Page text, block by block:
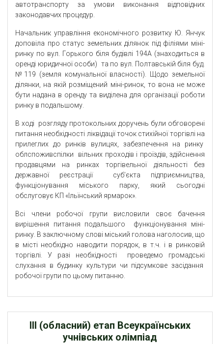
автотранспорту за умови виконання відповідних
законодавчих процедур.
Начальник управління економічного розвитку Ю. Янчук
доповіла про статус земельних ділянок під філіями міні-
ринку по вул. Горького біля будівлі 194А (знаходиться в
оренді юридичної особи) та по вул. Полтавській біля буд.
№119 (земля комунальної власності). Щодо земельної
ділянки, на якій розміщений міні-ринок, то вона не може
бути надана в оренду та виділена для організації роботи
ринку в подальшому.
В ході розгляду протокольних доручень були обговорені
питання необхідності ліквідації точок стихійної торгівлі на
прилеглих до ринків вулицях, забезпечення на ринку
облспоживспілки вільних проходів і проїздів, здійснення
продавцями на ринках торгівельної діяльності без
державної реєстрації суб’єкта підприємництва,
функціонування міського парку, який сьогодні
обслуговує КП «Ільїнський ярмарок».
Всі члени робочої групи висловили своє бачення
вирішення питання подальшого функціонування міні-
ринку. В заключному слові міський голова наголосив, що
в місті необхідно наводити порядок, в т.ч. і в ринковій
торгівлі. У разі необхідності проведемо громадські
слухання в будинку культури чи підсумкове засідання
робочої групи по цьому питанню.
ІІІ (обласний) етап Всеукраїнських
учнівських олімпіад